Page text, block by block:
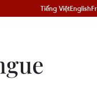
Tiếng ViệtEnglish